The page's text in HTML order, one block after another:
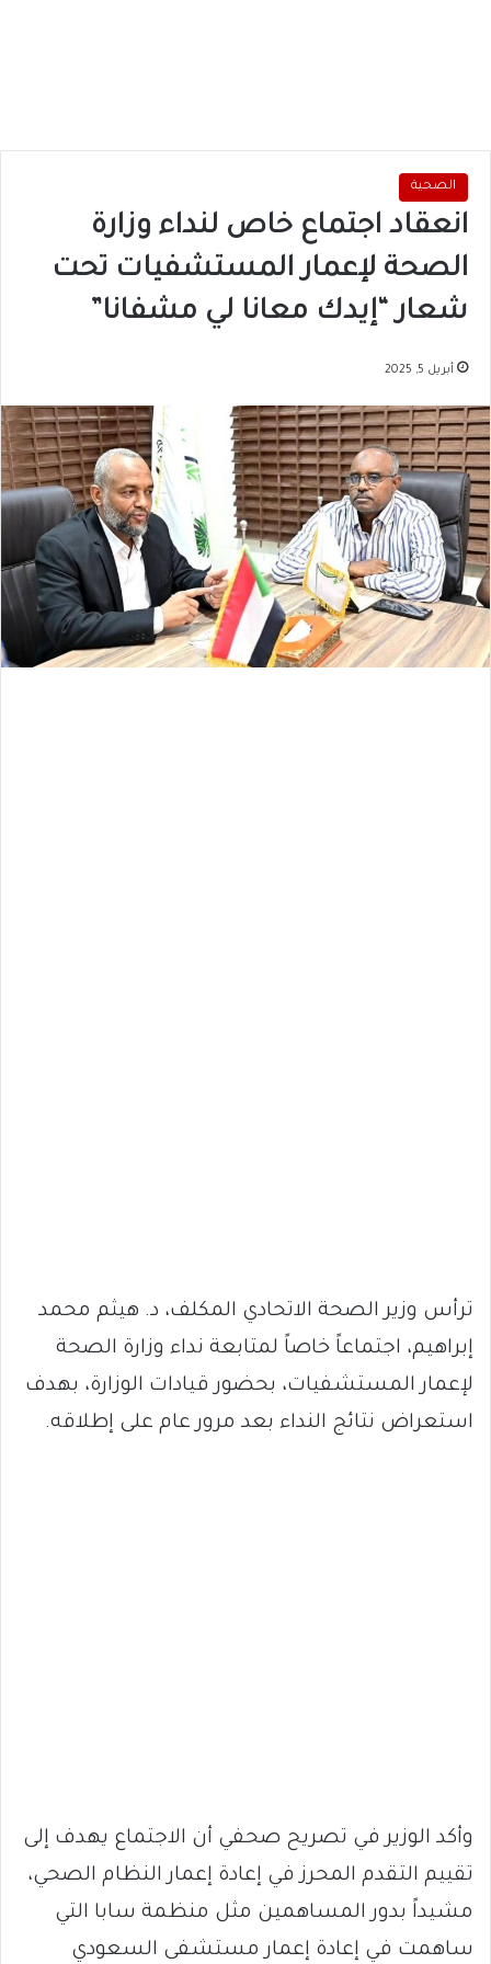
الصحية
انعقاد اجتماع خاص لنداء وزارة
الصحة لإعمار المستشفيات تحت
شعار “إيدك معانا لي مشفانا”
أبريل 5, 2025
ترأس وزير الصحة الاتحادي المكلف، د. هيثم محمد
إبراهيم، اجتماعاً خاصاً لمتابعة نداء وزارة الصحة
لإعمار المستشفيات، بحضور قيادات الوزارة، بهدف
استعراض نتائج النداء بعد مرور عام على إطلاقه.
وأكد الوزير في تصريح صحفي أن الاجتماع يهدف إلى
تقييم التقدم المحرز في إعادة إعمار النظام الصحي،
مشيداً بدور المساهمين مثل منظمة سابا التي
ساهمت في إعادة إعمار مستشفى السعودي